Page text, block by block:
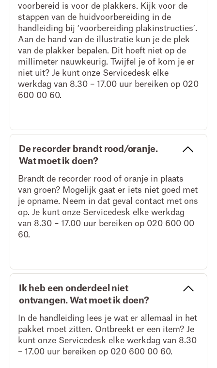
voorbereid is voor de plakkers. Kijk voor de
stappen van de huidvoorbereiding in de
handleiding bij ‘voorbereiding plakinstructies’.
Aan de hand van de illustratie kun je de plek
van de plakker bepalen. Dit hoeft niet op de
millimeter nauwkeurig. Twijfel je of kom je er
niet uit? Je kunt onze Servicedesk elke
werkdag van 8.30 – 17.00 uur bereiken op 020
600 00 60.
De recorder brandt rood/oranje.
Wat moet ik doen?
Brandt de recorder rood of oranje in plaats
van groen? Mogelijk gaat er iets niet goed met
je opname. Neem in dat geval contact met ons
op. Je kunt onze Servicedesk elke werkdag
van 8.30 – 17.00 uur bereiken op 020 600 00
60.
Ik heb een onderdeel niet
ontvangen. Wat moet ik doen?
In de handleiding lees je wat er allemaal in het
pakket moet zitten. Ontbreekt er een item? Je
kunt onze Servicedesk elke werkdag van 8.30
– 17.00 uur bereiken op 020 600 00 60.